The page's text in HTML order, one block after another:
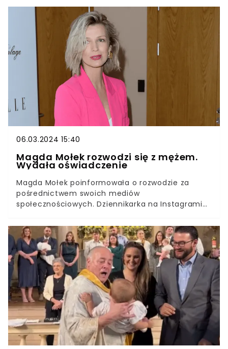
urlop się należy.Liczba dni wolnych z powodu
śmierci kogoś bliskiego jest zależna od stopnia
pokrewieństwa. Dzięki niemu możemy skupić się
na emocjach i poszukać wsparcia u pozostałych
członków rodziny, a także załatwić formalności.
06.03.2024 15:40
Magda Mołek rozwodzi się z mężem.
Wydała oświadczenie
Magda Mołek poinformowała o rozwodzie za
pośrednictwem swoich mediów
społecznościowych. Dziennikarka na Instagramie
na względzie dobro dzieci, Mołek prosi, by nie
czynić spekulacji na temat jej życia prywatnego.
Z Maciejem Taborowskim pobrali się w 2011 roku.